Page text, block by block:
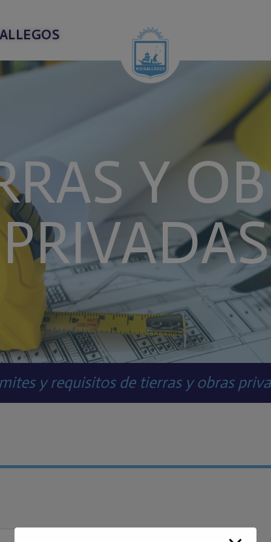
Y
PRIVADAS
y requisitos de tierras y obras